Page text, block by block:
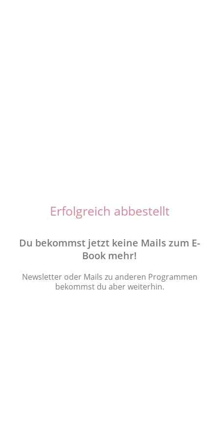
Erfolgreich abbestellt
Du bekommst jetzt keine Mails zum E-
Book mehr!
Newsletter oder Mails zu anderen Programmen
bekommst du aber weiterhin.